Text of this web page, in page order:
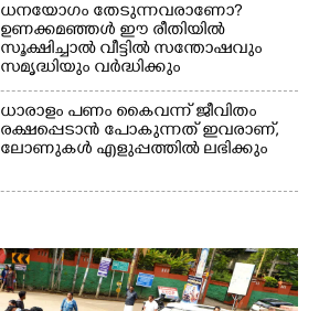
ധനയോഗം തേടുന്നവരാണോ?​
ഉണക്കമഞ്ഞൾ​ ഈ രീതിയിൽ
സൂക്ഷിച്ചാൽ വീട്ടിൽ സന്തോഷവും
സമൃദ്ധിയും വർദ്ധിക്കും
ധാരാളം പണം കൈവന്ന് ജീവിതം
രക്ഷപ്പെടാൻ പോകുന്നത് ഇവരാണ്,
ലോണുകൾ എളുപ്പത്തിൽ ലഭിക്കും